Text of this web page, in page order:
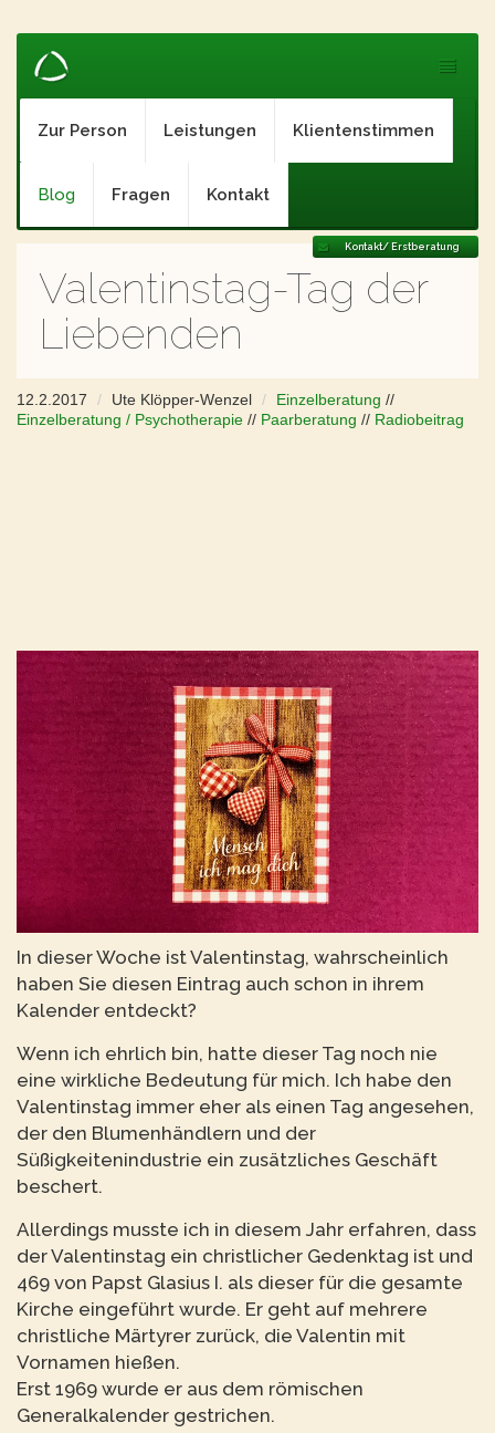
Zur Person Leistungen Klientenstimmen
Blog Fragen Kontakt
Kontakt/ Erstberatung
Valentinstag-Tag der
Liebenden
12.2.2017 Ute Klöpper-Wenzel Einzelberatung //
Einzelberatung / Psychotherapie // Paarberatung // Radiobeitrag
In dieser Woche ist Valentinstag, wahrscheinlich
haben Sie diesen Eintrag auch schon in ihrem
Kalender entdeckt?
Wenn ich ehrlich bin, hatte dieser Tag noch nie
eine wirkliche Bedeutung für mich. Ich habe den
Valentinstag immer eher als einen Tag angesehen,
der den Blumenhändlern und der
Süßigkeitenindustrie ein zusätzliches Geschäft
beschert.
Allerdings musste ich in diesem Jahr erfahren, dass
der Valentinstag ein christlicher Gedenktag ist und
469 von Papst Glasius I. als dieser für die gesamte
Kirche eingeführt wurde. Er geht auf mehrere
christliche Märtyrer zurück, die Valentin mit
Vornamen hießen.
Erst 1969 wurde er aus dem römischen
Generalkalender gestrichen.